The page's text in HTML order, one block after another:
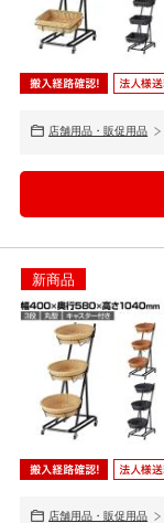
店舗用品・販促用品
新商品
店舗用品・販促用品